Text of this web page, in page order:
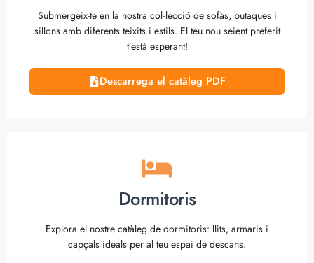
Submergeix-te en la nostra col·lecció de sofàs, butaques i
sillons amb diferents teixits i estils. El teu nou seient preferit
t’està esperant!
Descarrega el catàleg PDF
Dormitoris
Explora el nostre catàleg de dormitoris: llits, armaris i
capçals ideals per al teu espai de descans.